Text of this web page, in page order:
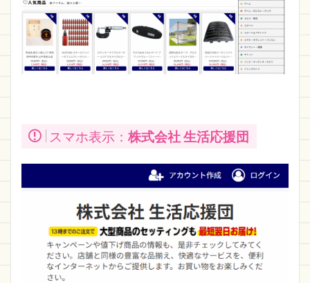
スマホ表示： 株式会社 生活応援団